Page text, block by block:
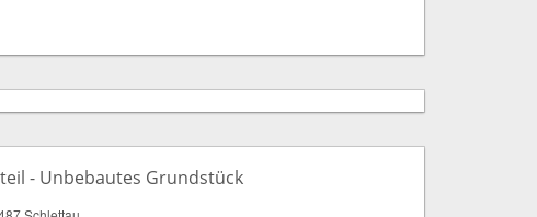
- Unbebautes Grundstück